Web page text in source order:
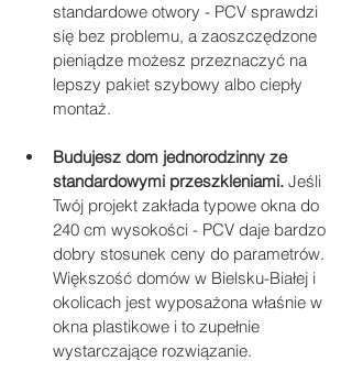
standardowe otwory - PCV sprawdzi
się bez problemu, a zaoszczędzone
pieniądze możesz przeznaczyć na
lepszy pakiet szybowy albo ciepły
montaż.
Budujesz dom jednorodzinny ze
standardowymi przeszkleniami. Jeśli
Twój projekt zakłada typowe okna do
240 cm wysokości - PCV daje bardzo
dobry stosunek ceny do parametrów.
Większość domów w Bielsku-Białej i
okolicach jest wyposażona właśnie w
okna plastikowe i to zupełnie
wystarczające rozwiązanie.